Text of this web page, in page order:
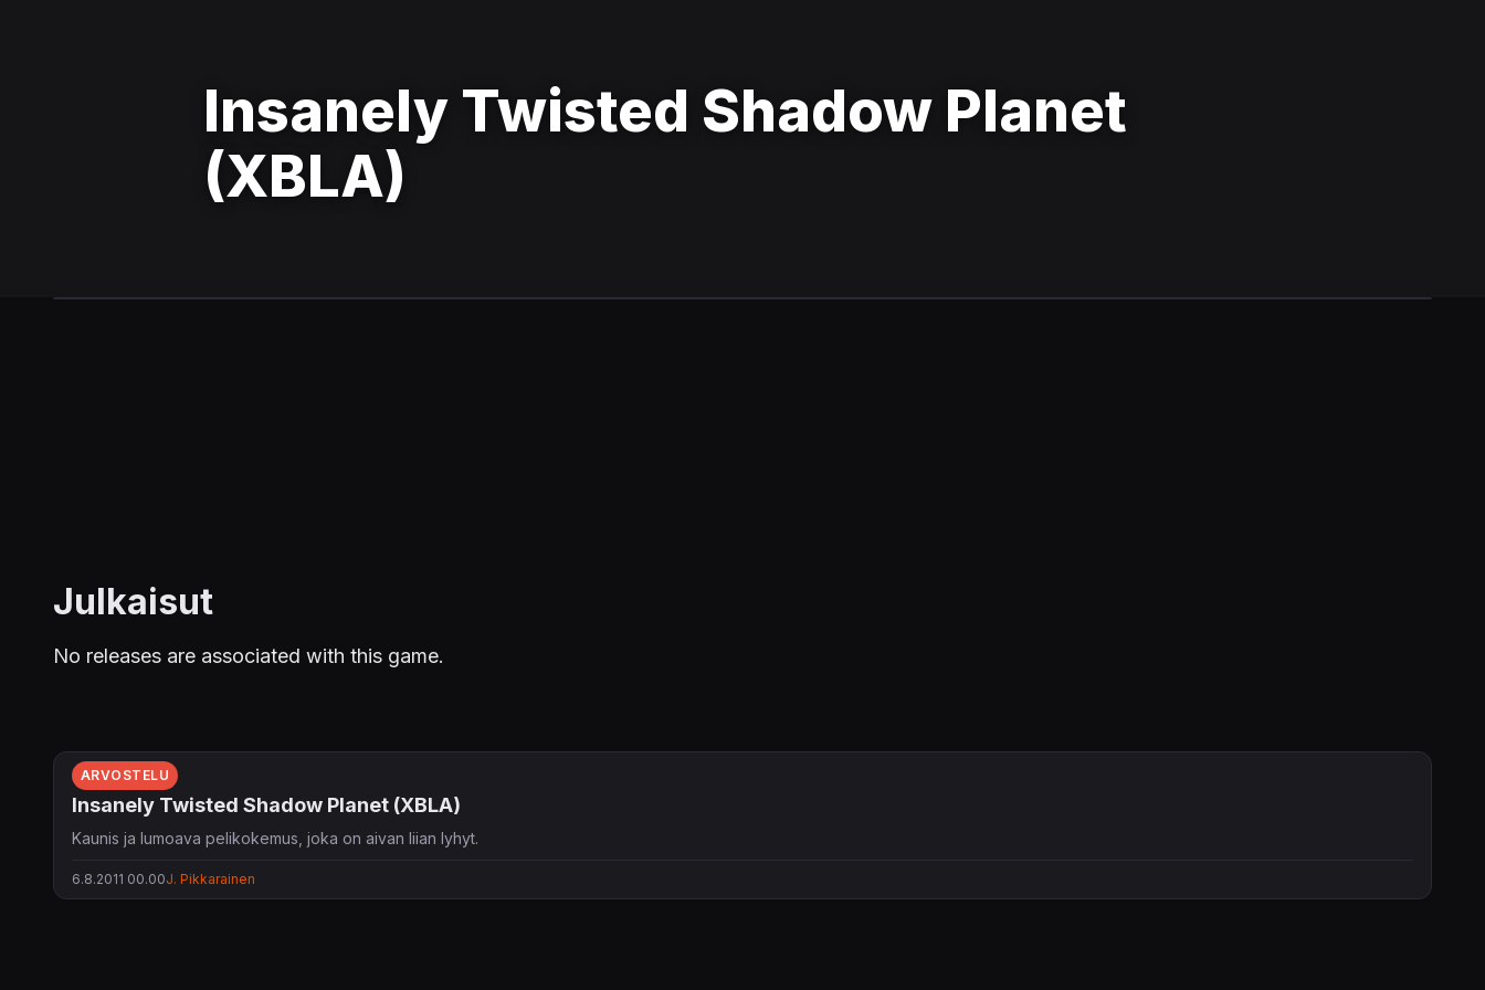
Insanely Twisted Shadow Planet
(XBLA)
Julkaisut
No releases are associated with this game.
ARVOSTELU
Insanely Twisted Shadow Planet (XBLA)
Kaunis ja lumoava pelikokemus, joka on aivan liian lyhyt.
6.8.2011 00.00J. Pikkarainen